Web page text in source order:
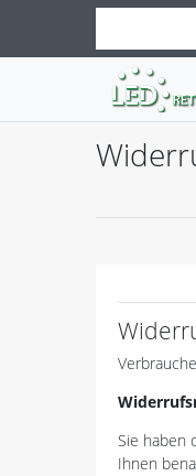
Sie haben
Ihnen